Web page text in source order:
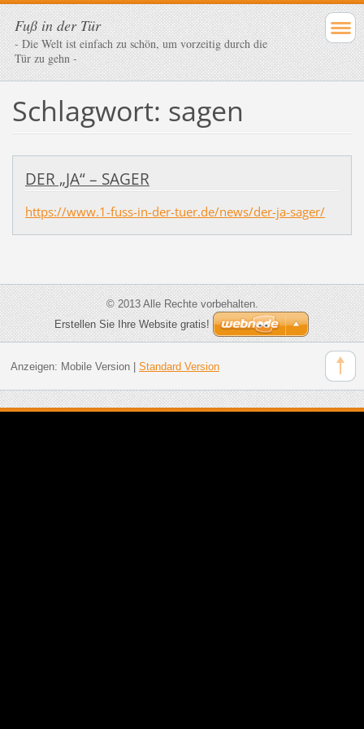
Fuß in der Tür
- Die Welt ist einfach zu schön, um vorzeitig durch die
Tür zu gehn -
Schlagwort: sagen
DER „JA“ – SAGER
https://www.1-fuss-in-der-tuer.de/news/der-ja-sager/
© 2013 Alle Rechte vorbehalten.
Erstellen Sie Ihre Website gratis!
Anzeigen: Mobile Version| Standard Version